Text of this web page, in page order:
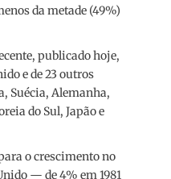
da metade (49%)
publicado hoje,
e de 23 outros
Suécia, Alemanha,
do Sul, Japão e
o crescimento no
— de 4% em 1981